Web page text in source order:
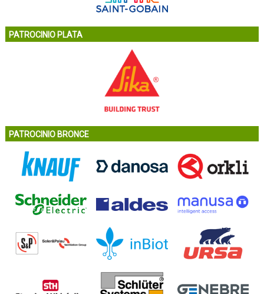
PATROCINIO PLATA
PATROCINIO BRONCE